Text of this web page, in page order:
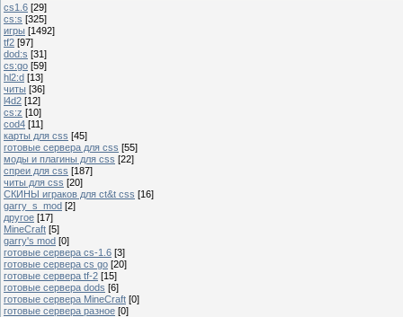
cs1.6 [29]
cs:s [325]
игры [1492]
tf2 [97]
dod:s [31]
cs:go [59]
hl2:d [13]
читы [36]
l4d2 [12]
cs:z [10]
cod4 [11]
карты для css [45]
готовые сервера для css [55]
моды и плагины для css [22]
спреи для css [187]
читы для css [20]
СКИНЫ играков для ct&t css [16]
garry_s_mod [2]
другое [17]
MineCraft [5]
garry's mod [0]
готовые сервера cs-1.6 [3]
готовые сервера cs go [20]
готовые сервера tf-2 [15]
готовые сервера dods [6]
готовые сервера MineCraft [0]
готовые сервера разное [0]